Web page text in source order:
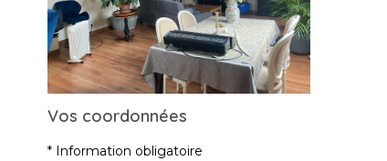
Vos coordonnées
* Information obligatoire